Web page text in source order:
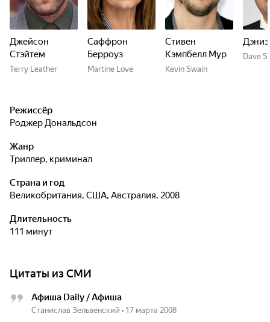
Джейсон
Стэйтем
Terry Leather
Саффрон
Берроуз
Martine Love
Стивен
Кэмпбелл Мур
Kevin Swain
Dave
Режиссёр
Роджер Дональдсон
Жанр
триллер, криминал
Страна и год
Великобритания, США, Австралия, 2008
Длительность
111 минут
Цитаты из СМИ
Афиша Daily / Афиша
Станислав Зельвенский • 17 марта 2008